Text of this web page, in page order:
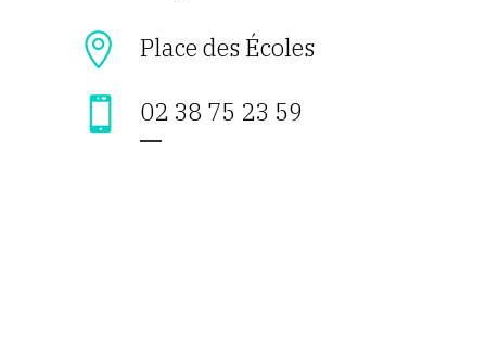
Place des Écoles
02 38 75 23 59